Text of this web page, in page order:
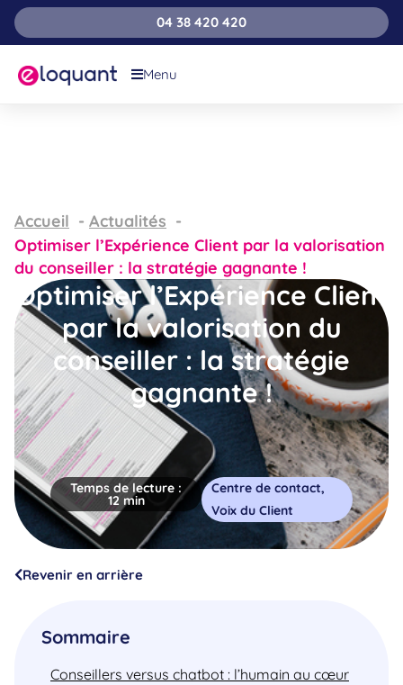
04 38 420 420
Menu
Accueil
Actualités
Optimiser l’Expérience Client par la valorisation
du conseiller : la stratégie gagnante !
Optimiser l’Expérience Client
par la valorisation du
conseiller : la stratégie
gagnante !
Temps de lecture :
12 min
Centre de contact,
Voix du Client
Revenir en arrière
Sommaire
Conseillers versus chatbot : l’humain au cœur